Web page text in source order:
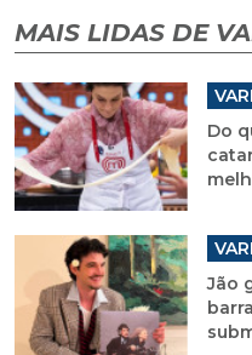
MAIS LIDAS DE
Do
Jão